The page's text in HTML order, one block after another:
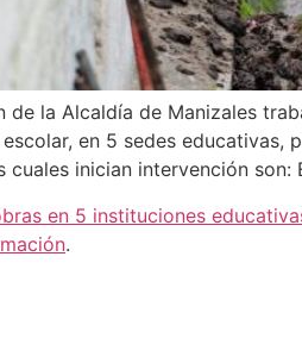
de la Alcaldía de Manizales
en 5 sedes
cuales inician intervención
en 5 instituciones
.